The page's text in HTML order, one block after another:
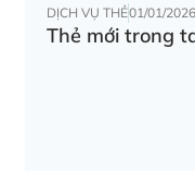
DỊCH VỤ THẺ01/01/2026
Thẻ mới trong